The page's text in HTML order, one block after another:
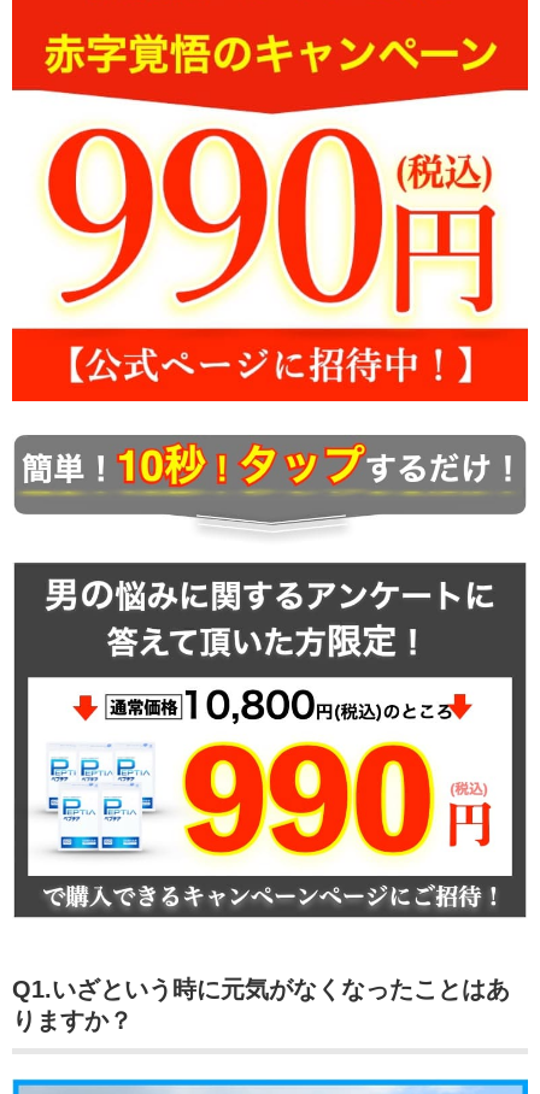
Q1.いざという時に元気がなくなったことはあ
りますか？